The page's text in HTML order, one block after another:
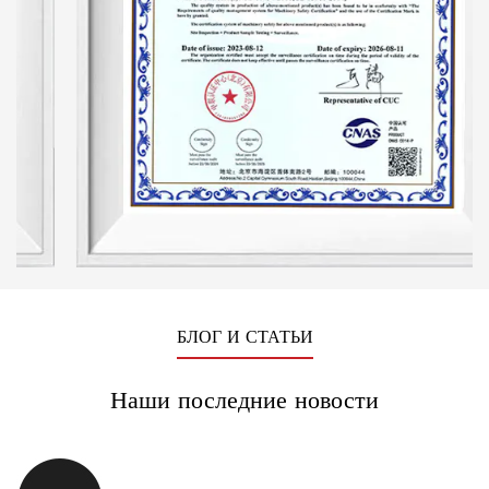
Это улучшение принесло как экономические, так и
существенные выгоды.
БЛОГ И СТАТЬИ
Наши последние новости